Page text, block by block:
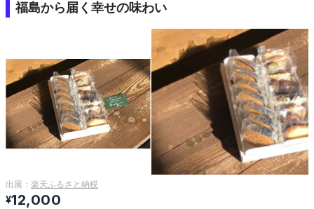
福島から届く幸せの味わい
出展： 楽天ふるさと納税
¥12,000